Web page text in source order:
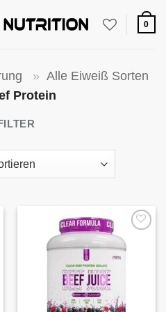
0
» Alle Eiweiß Sorten
Protein
FILTER
Auf die
Wunschliste